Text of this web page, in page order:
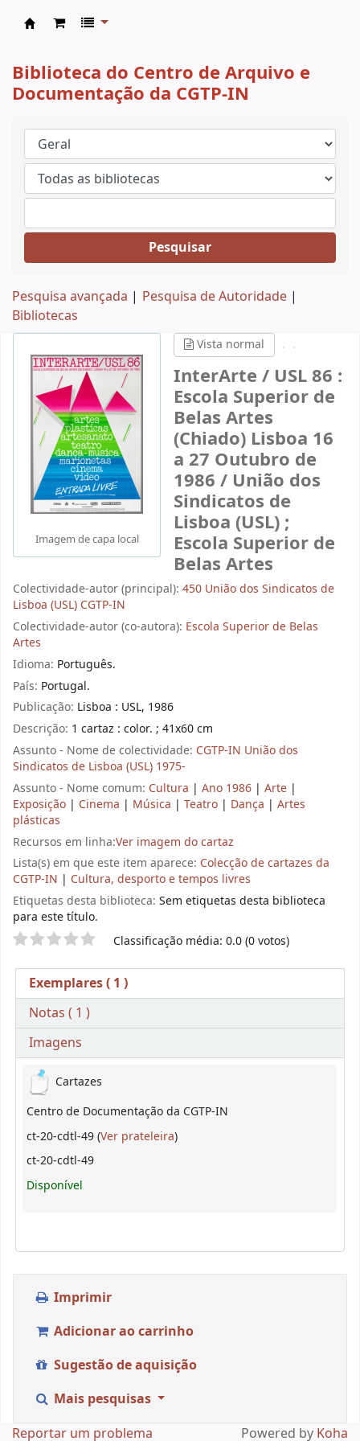
Biblioteca do Centro de Arquivo e
Documentação da CGTP-IN
Pesquisar
Pesquisa avançada
Pesquisa de Autoridade
Bibliotecas
Imagem de capa local
Vista normal
InterArte / USL 86 :
Escola Superior de
Belas Artes
(Chiado) Lisboa 16
a 27 Outubro de
1986 / União dos
Sindicatos de
Lisboa (USL) ;
Escola Superior de
Belas Artes
Colectividade-autor (principal): 450 União dos Sindicatos de
Lisboa (USL) CGTP-IN
Colectividade-autor (co-autora): Escola Superior de Belas
Artes
Idioma: Português.
País: Portugal.
Publicação: Lisboa : USL, 1986
Descrição: 1 cartaz : color. ; 41x60 cm
Assunto - Nome de colectividade: CGTP-IN União dos
Sindicatos de Lisboa (USL) 1975-
Assunto - Nome comum: Cultura | Ano 1986 | Arte |
Exposição | Cinema | Música | Teatro | Dança | Artes
plásticas
Recursos em linha:Ver imagem do cartaz
Lista(s) em que este item aparece: Colecção de cartazes da
CGTP-IN | Cultura, desporto e tempos livres
Etiquetas desta biblioteca: Sem etiquetas desta biblioteca
para este título.
Pontuação Classificação média: 0.0 (0 votos)
Exemplares( 1 )
Notas ( 1 )
Imagens
Exemplares
Cartazes
Centro de Documentação da CGTP-IN
ct-20-cdtl-49 (Ver prateleira(Abre abaixo)
)
ct-20-cdtl-49
Disponível
Imprimir
Adicionar ao carrinho
Sugestão de aquisição
Mais pesquisas
Reportar um problema
Powered by Koha